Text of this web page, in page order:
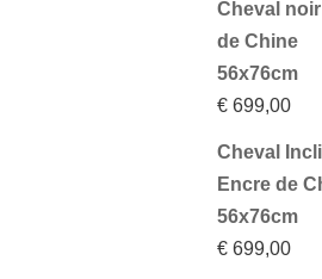
Cheval
de Chine
56x76cm
€ 699,00
Cheval
Encre de
56x76cm
€ 699,00